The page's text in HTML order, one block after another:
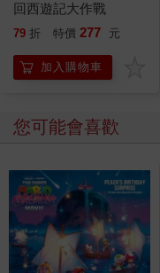
回西遊記大作戰
79 折 特價 277 元
加入購物車
您可能會喜歡